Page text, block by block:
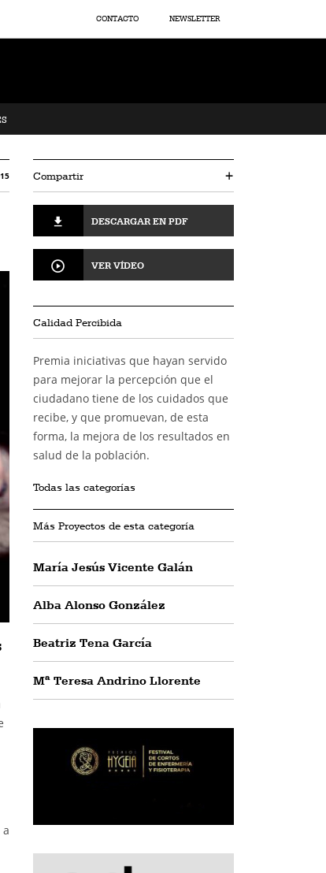
CONTACTO NEWSLETTER
Compartir +
DESCARGAR EN PDF
VER VÍDEO
Calidad Percibida
Premia iniciativas que hayan servido
para mejorar la percepción que el
ciudadano tiene de los cuidados que
recibe, y que promuevan, de esta
forma, la mejora de los resultados en
salud de la población.
Todas las categorías
Más Proyectos de esta categoría
María Jesús Vicente Galán
Alba Alonso González
Beatriz Tena García
Mª Teresa Andrino Llorente